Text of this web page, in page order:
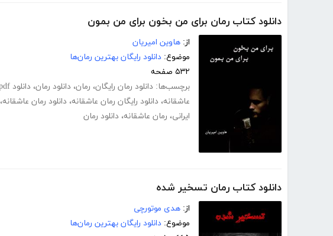
دانلود کتاب رمان برای من بخون برای من بمون
از: هاوین امیریان
موضوع: دانلود رایگان بهترین رمان‌ها
۵۳۲ صفحه
برچسب‌ها: دانلود رمان رایگان، رمان، دانلود رمان، دانلود pdf رمان
عاشقانه، دانلود رایگان رمان عاشقانه، دانلود رمان عاشقانه،
ایرانی، رمان عاشقانه، دانلود رمان
دانلود کتاب رمان تسخیر شده
از: هدی موتورچی
موضوع: دانلود رایگان بهترین رمان‌ها